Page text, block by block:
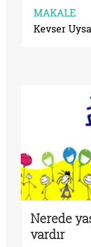
MAKALE
Kevser
Nerede
vardır